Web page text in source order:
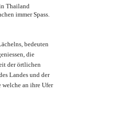
Thailand
immer Spass.
bedeuten
die
der örtlichen
Landes und der
welche an ihre Ufer